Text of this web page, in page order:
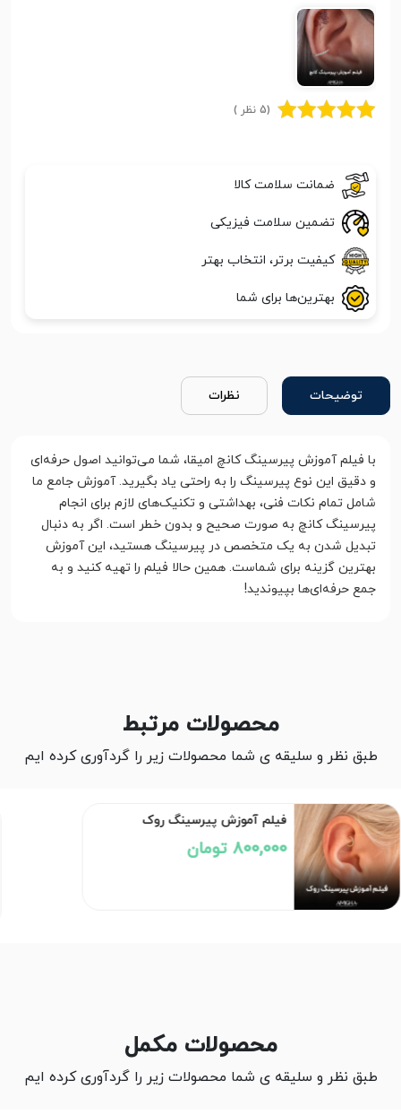
(5 نظر )
ضمانت سلامت کالا
تضمین سلامت فیزیکی
کیفیت برتر، انتخاب بهتر
بهترین‌ها برای شما
توضیحات نظرات
با فیلم آموزش پیرسینگ کانچ امیقا، شما می‌توانید اصول حرفه‌ای
و دقیق این نوع پیرسینگ را به راحتی یاد بگیرید. آموزش جامع ما
شامل تمام نکات فنی، بهداشتی و تکنیک‌های لازم برای انجام
پیرسینگ کانچ به صورت صحیح و بدون خطر است. اگر به دنبال
تبدیل شدن به یک متخصص در پیرسینگ هستید، این آموزش
بهترین گزینه برای شماست. همین حالا فیلم را تهیه کنید و به
جمع حرفه‌ای‌ها بپیوندید!
محصولات مرتبط
طبق نظر و سلیقه ی شما محصولات زیر را گردآوری کرده ایم
فیلم آموزش پیرسینگ روک
800,000 تومان
محصولات مکمل
طبق نظر و سلیقه ی شما محصولات زیر را گردآوری کرده ایم